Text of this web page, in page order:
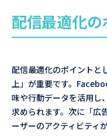
配信最適化の
配信最適化のポイントと
上」が重要です。
味や行動データを活用し
求められます。次に「広
ーザーのアクティビティ